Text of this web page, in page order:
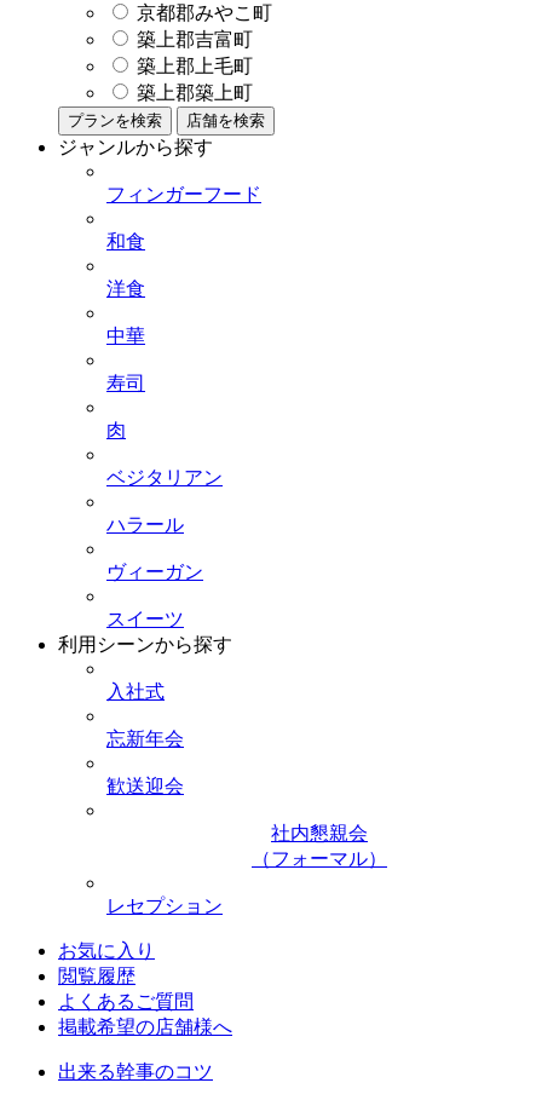
京都郡みやこ町
築上郡吉富町
築上郡上毛町
築上郡築上町
プランを検索 店舗を検索
ジャンルから探す
フィンガーフード
和食
洋食
中華
寿司
肉
ベジタリアン
ハラール
ヴィーガン
スイーツ
利用シーンから探す
入社式
忘新年会
歓送迎会
社内懇親会
（フォーマル）
レセプション
お気に入り
閲覧履歴
よくあるご質問
掲載希望の店舗様へ
出来る幹事のコツ